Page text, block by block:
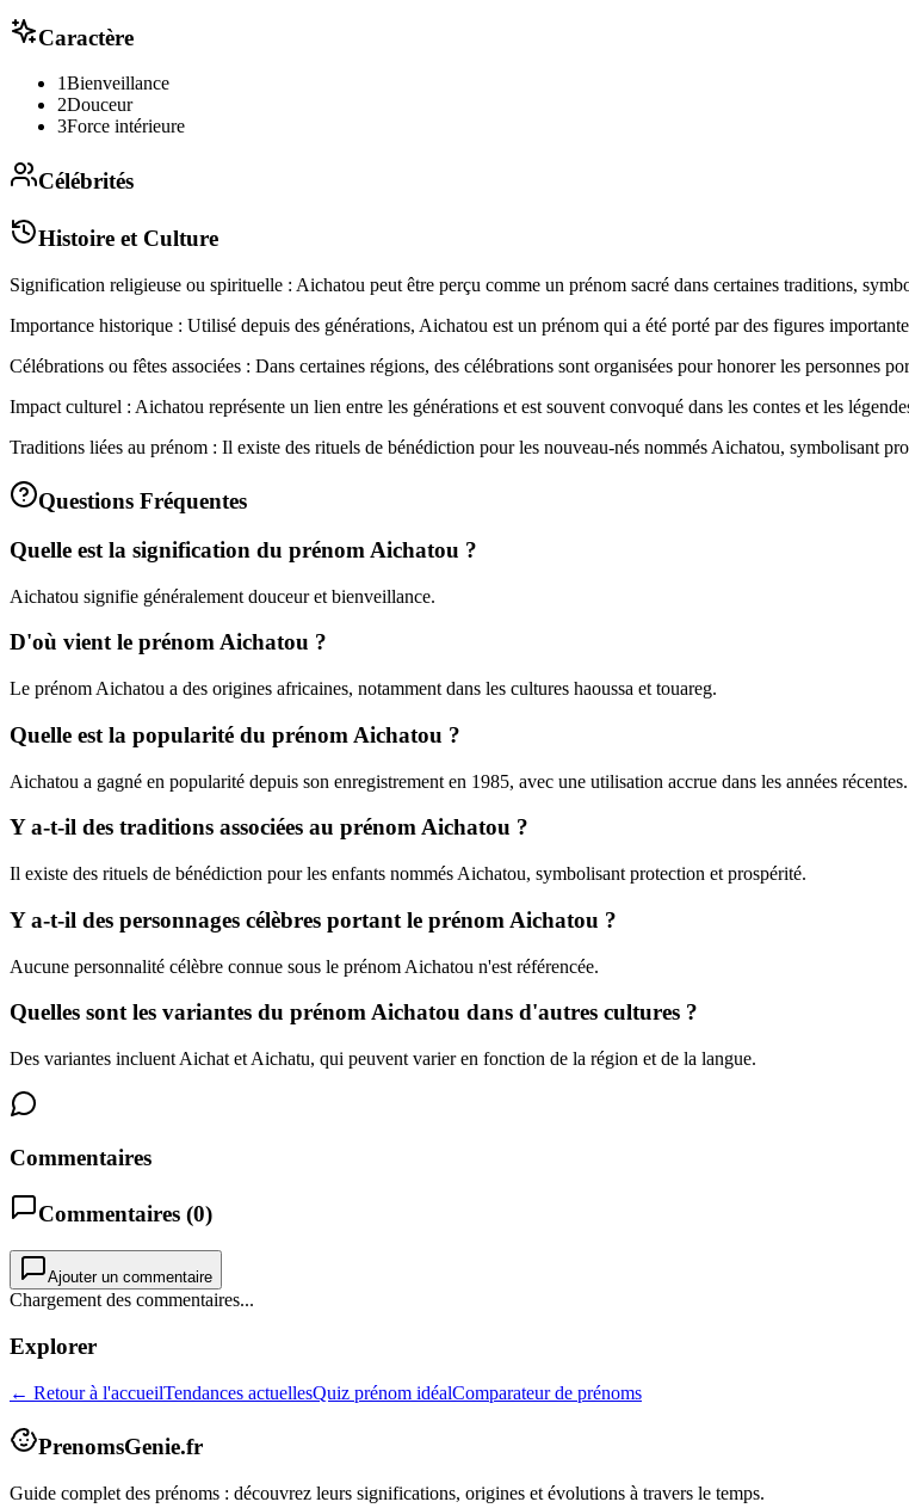
Caractère
1Bienveillance
2Douceur
3Force intérieure
Célébrités
Histoire et Culture
Signification religieuse ou spirituelle : Aichatou peut être perçu comme un prénom sacré dans certaines traditions,
Importance historique : Utilisé depuis des générations, Aichatou est un prénom qui a été porté par des figures
Célébrations ou fêtes associées : Dans certaines régions, des célébrations sont organisées pour honorer les personnes
Impact culturel : Aichatou représente un lien entre les générations et est souvent convoqué dans les contes et les
Traditions liées au prénom : Il existe des rituels de bénédiction pour les nouveau-nés nommés Aichatou, symbolisant
Questions Fréquentes
Quelle est la signification du prénom Aichatou ?
Aichatou signifie généralement douceur et bienveillance.
D'où vient le prénom Aichatou ?
Le prénom Aichatou a des origines africaines, notamment dans les cultures haoussa et touareg.
Quelle est la popularité du prénom Aichatou ?
Aichatou a gagné en popularité depuis son enregistrement en 1985, avec une utilisation accrue dans les années récentes.
Y a-t-il des traditions associées au prénom Aichatou ?
Il existe des rituels de bénédiction pour les enfants nommés Aichatou, symbolisant protection et prospérité.
Y a-t-il des personnages célèbres portant le prénom Aichatou ?
Aucune personnalité célèbre connue sous le prénom Aichatou n'est référencée.
Quelles sont les variantes du prénom Aichatou dans d'autres cultures ?
Des variantes incluent Aichat et Aichatu, qui peuvent varier en fonction de la région et de la langue.
Commentaires
Commentaires (0)
Ajouter un commentaire
Chargement des commentaires...
Explorer
← Retour à l'accueilTendances actuellesQuiz prénom idéalComparateur de prénoms
PrenomsGenie.fr
Guide complet des prénoms : découvrez leurs significations, origines et évolutions à travers le temps.